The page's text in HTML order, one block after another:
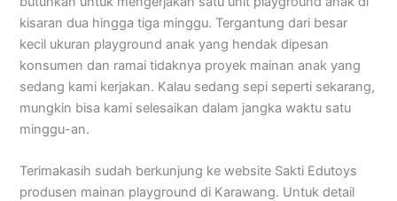
kisaran dua hingga tiga minggu. Tergantung dari besar
kecil ukuran playground anak yang hendak dipesan
konsumen dan ramai tidaknya proyek mainan anak yang
sedang kami kerjakan. Kalau sedang sepi seperti sekarang,
mungkin bisa kami selesaikan dalam jangka waktu satu
minggu-an.
Terimakasih sudah berkunjung ke website Sakti Edutoys
produsen mainan playground di Karawang. Untuk detail